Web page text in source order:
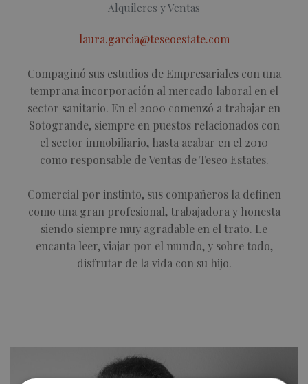
Alquileres y Ventas
laura.garcia@teseoestate.com
Compaginó sus estudios de Empresariales con una
temprana incorporación al mercado laboral en el
sector sanitario. En el 2000 comenzó a trabajar en
Sotogrande, siempre en puestos relacionados con
el sector inmobiliario, hasta acabar en el 2010
como responsable de Ventas de Teseo Estates.
Comercial por instinto, sus compañeros la definen
como una gran profesional, trabajadora y honesta
siendo siempre muy agradable en el trato. Le
encanta leer, viajar por el mundo, y sobre todo,
disfrutar de la vida con su hijo.